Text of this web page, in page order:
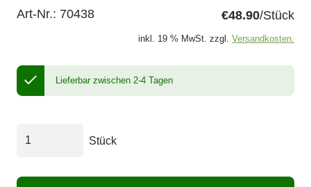
Art-Nr.: 70438 €48.90/Stück
inkl. 19 % MwSt. zzgl. Versandkosten.
Lieferbar zwischen 2-4 Tagen
Stück